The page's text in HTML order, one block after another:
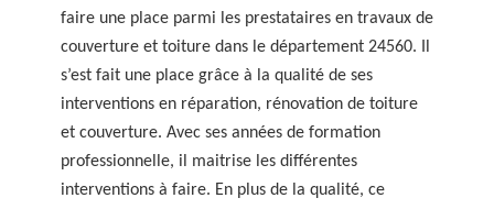
faire une place parmi les prestataires en travaux de
couverture et toiture dans le département 24560. Il
s’est fait une place grâce à la qualité de ses
interventions en réparation, rénovation de toiture
et couverture. Avec ses années de formation
professionnelle, il maitrise les différentes
interventions à faire. En plus de la qualité, ce